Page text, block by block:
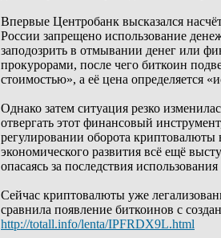
Впервые Центробанк высказался
России запрещено использование
заподозрить в отмывании денег или
прокурорами, после чего биткоин
стоимостью», а её цена определяется
Однако затем ситуация резко
отвергать этот финансовый
регулировании оборота
экономического развития всё ещё
опасаясь за последствия
Сейчас криптовалюты уже
сравнила появление биткоинов с
http://totall.info/lenta/IPFRDX9L.html